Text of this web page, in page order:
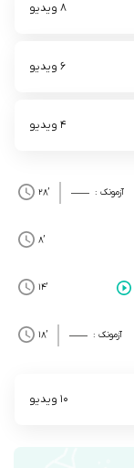
8 ویدیو
6 ویدیو
4 ویدیو
آزمونک : ’28
’8
’14
آزمونک : ’18
10 ویدیو